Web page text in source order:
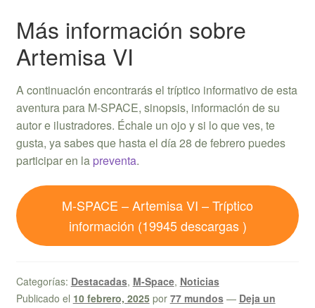
Más información sobre
Artemisa VI
A continuación encontrarás el tríptico informativo de esta
aventura para M-SPACE, sinopsis, información de su
autor e ilustradores. Échale un ojo y si lo que ves, te
gusta, ya sabes que hasta el día 28 de febrero puedes
participar en la preventa.
M-SPACE – Artemisa VI – Tríptico
información (19945 descargas )
Categorías: Destacadas, M-Space, Noticias
Publicado el 10 febrero, 2025 por 77 mundos — Deja un